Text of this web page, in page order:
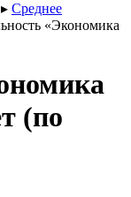
▸ Среднее
«Экономика
(по